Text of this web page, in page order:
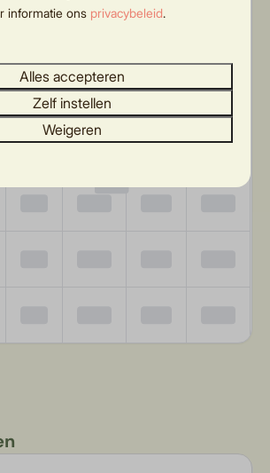
— — — —
—
1.234
— —
informatie ons privacybeleid.
Alles accepteren
Zelf instellen
Weigeren